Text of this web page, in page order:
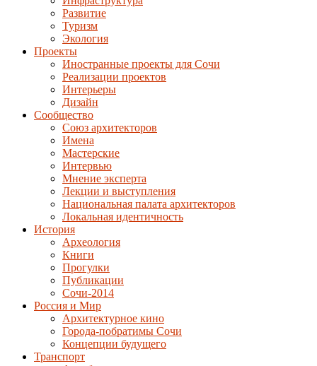
Развитие
Туризм
Экология
Проекты
Иностранные проекты для Сочи
Реализации проектов
Интерьеры
Дизайн
Сообщество
Союз архитекторов
Имена
Мастерские
Интервью
Мнение эксперта
Лекции и выступления
Национальная палата архитекторов
Локальная идентичность
История
Археология
Книги
Прогулки
Публикации
Сочи-2014
Россия и Мир
Архитектурное кино
Города-побратимы Сочи
Концепции будущего
Транспорт